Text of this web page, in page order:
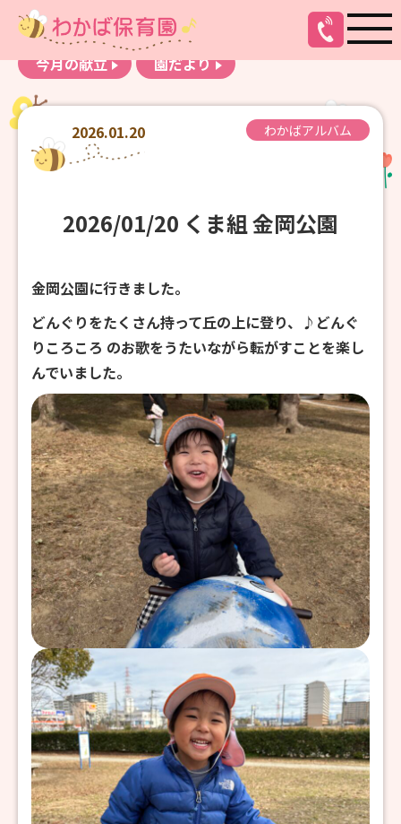
お知らせ
わかばアルバム
今月の献立
園だより
2026.01.20 わかばアルバム
2026/01/20 くま組 金岡公園
金岡公園に行きました。
どんぐりをたくさん持って丘の上に登り、♪どんぐ
りころころ のお歌をうたいながら転がすことを楽し
んでいました。